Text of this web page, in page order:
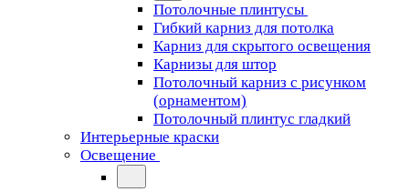
Потолочные плинтусы
Гибкий карниз для потолка
Карниз для скрытого освещения
Карнизы для штор
Потолочный карниз с рисунком
(орнаментом)
Потолочный плинтус гладкий
Интерьерные краски
Освещение